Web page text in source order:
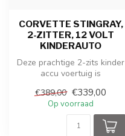
CORVETTE STINGRAY,
2-ZITTER, 12 VOLT
KINDERAUTO
Deze prachtige 2-zits kinder
accu voertuig is
licentie van...
€389,00 €339,00
Op voorraad